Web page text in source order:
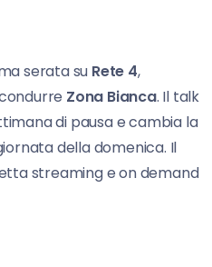
serata su Rete 4,
Zona Bianca. Il talk
di pausa e cambia la
della domenica. Il
streaming e on demand